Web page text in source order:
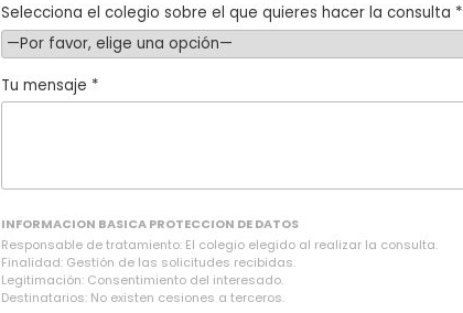
Selecciona el colegio sobre el que quieres hacer la consulta *
Tu mensaje *
INFORMACION BASICA PROTECCION DE DATOS
Responsable de tratamiento: El colegio elegido al realizar la consulta.
Finalidad: Gestión de las solicitudes recibidas.
Legitimación: Consentimiento del interesado.
Destinatarios: No existen cesiones a terceros.